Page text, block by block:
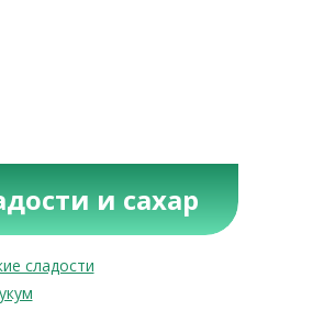
и сахар
сладости